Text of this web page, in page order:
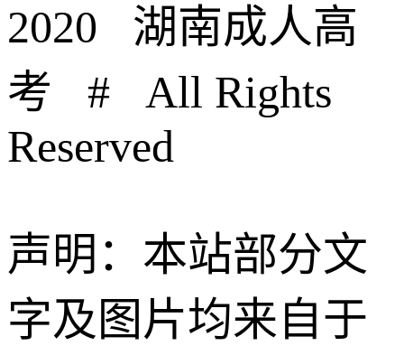
2020 湖南成人高
考 # All Rights
Reserved
声明：本站部分文
字及图片均来自于